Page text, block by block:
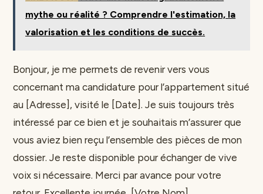
mythe ou réalité ? Comprendre l'estimation, la
valorisation et les conditions de succès.
Bonjour, je me permets de revenir vers vous
concernant ma candidature pour l’appartement situé
au [Adresse], visité le [Date]. Je suis toujours très
intéressé par ce bien et je souhaitais m’assurer que
vous aviez bien reçu l’ensemble des pièces de mon
dossier. Je reste disponible pour échanger de vive
voix si nécessaire. Merci par avance pour votre